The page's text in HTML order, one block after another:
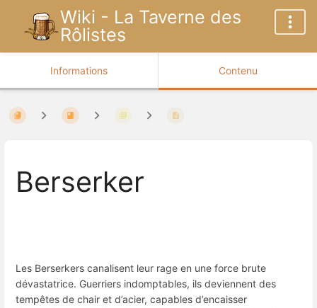
Wiki - La Taverne des
Rôlistes
Informations Contenu
Berserker
Les Berserkers canalisent leur rage en une force brute
dévastatrice. Guerriers indomptables, ils deviennent des
tempêtes de chair et d’acier, capables d’encaisser